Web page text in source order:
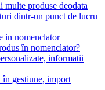
multe produse deodata
dintr-un punct de lucru
in nomenclator
în nomenclator?
informatii
în gestiune, import